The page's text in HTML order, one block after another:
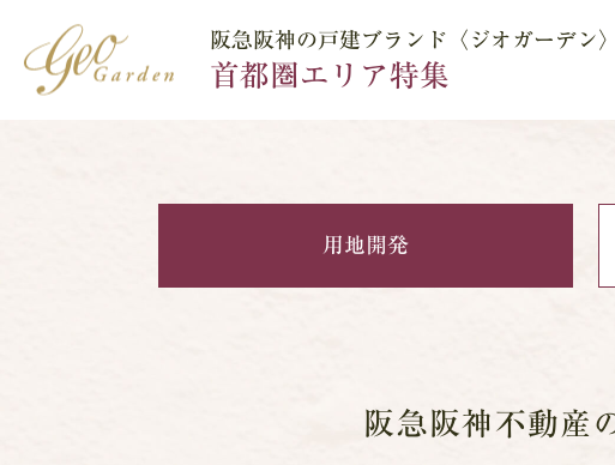
阪急阪神の戸建ブランド〈ジオガーデン〉
首都圏エリア特集
用地開発
阪急阪神不動産